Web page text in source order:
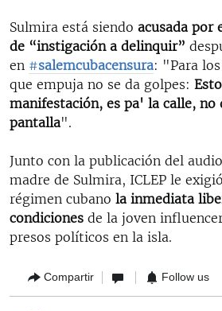
Sulmira está siendo acusada por
de “instigación a delinquir”
en #salemcubacensura: "Para
que empuja no se da golpes:
manifestación, es pa' la calle, no
pantalla".
Junto con la publicación del
madre de Sulmira, ICLEP le
régimen cubano la inmediata
condiciones de la joven
presos políticos en la isla.
Compartir Follow us